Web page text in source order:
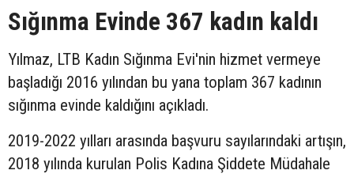
Sığınma Evinde 367 kadın kaldı
Yılmaz, LTB Kadın Sığınma Evi'nin hizmet vermeye
başladığı 2016 yılından bu yana toplam 367 kadının
sığınma evinde kaldığını açıkladı.
2019-2022 yılları arasında başvuru sayılarındaki artışın,
2018 yılında kurulan Polis Kadına Şiddete Müdahale